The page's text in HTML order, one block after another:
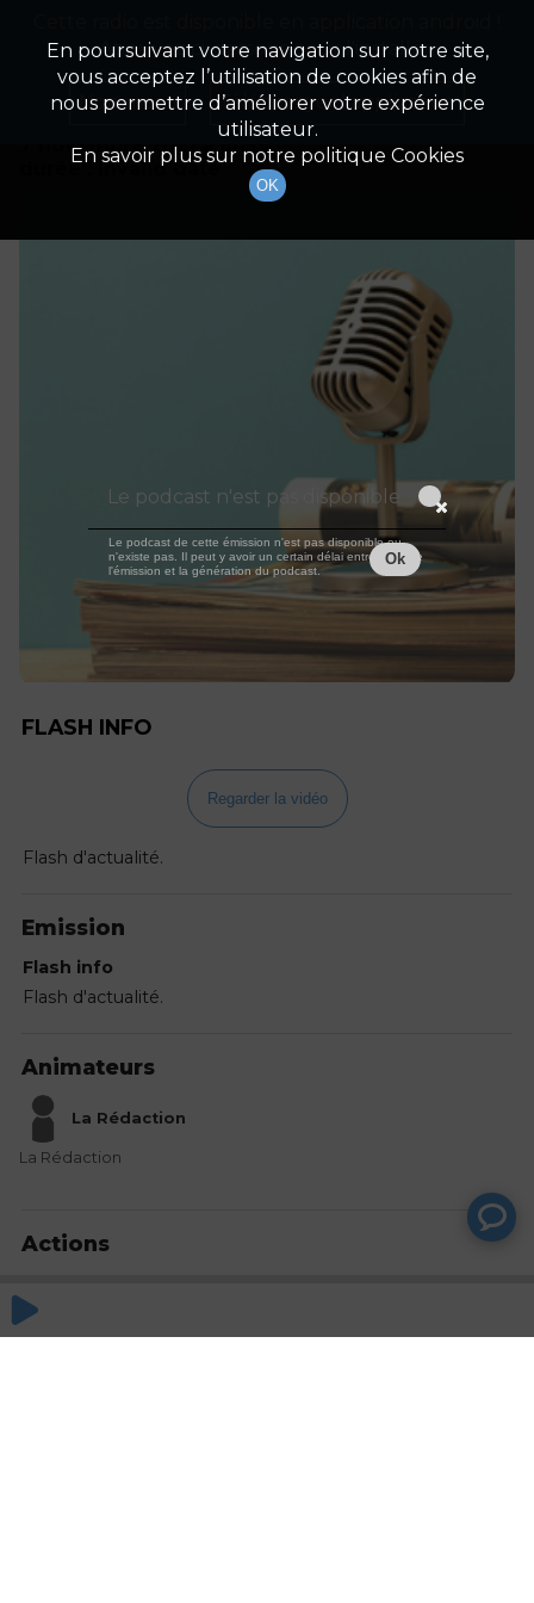
Détails De L'épisode
7 novembre 2021
à 6h59
durée : Invalid date
FLASH INFO
Regarder la vidéo
Flash d'actualité.
Emission
Flash info
Flash d'actualité.
Animateurs
La Rédaction
La Rédaction
Actions
En poursuivant votre navigation sur notre site,
vous acceptez l’utilisation de cookies afin de
nous permettre d’améliorer votre expérience
utilisateur.
En savoir plus sur notre politique Cookies
OK
Appuyez ci-dessous pour l'installer.
Non merci Télécharger l'application
Le podcast n'est pas disponible
Le podcast de cette émission n'est pas disponible ou
n'existe pas. Il peut y avoir un certain délai entre la fin de
l'émission et la génération du podcast.
Ok